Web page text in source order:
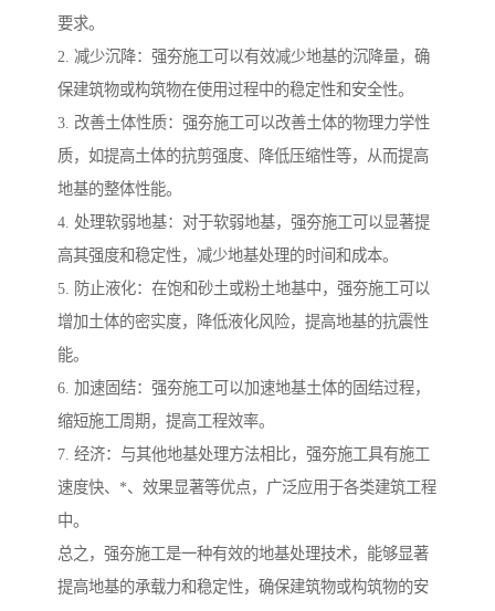
要求。
2. 减少沉降：强夯施工可以有效减少地基的沉降量，确
保建筑物或构筑物在使用过程中的稳定性和安全性。
3. 改善土体性质：强夯施工可以改善土体的物理力学性
质，如提高土体的抗剪强度、降低压缩性等，从而提高
地基的整体性能。
4. 处理软弱地基：对于软弱地基，强夯施工可以显著提
高其强度和稳定性，减少地基处理的时间和成本。
5. 防止液化：在饱和砂土或粉土地基中，强夯施工可以
增加土体的密实度，降低液化风险，提高地基的抗震性
能。
6. 加速固结：强夯施工可以加速地基土体的固结过程，
缩短施工周期，提高工程效率。
7. 经济：与其他地基处理方法相比，强夯施工具有施工
速度快、*、效果显著等优点，广泛应用于各类建筑工程
中。
总之，强夯施工是一种有效的地基处理技术，能够显著
提高地基的承载力和稳定性，确保建筑物或构筑物的安